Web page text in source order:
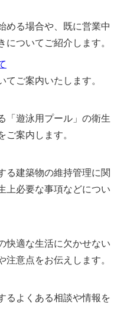
める場合や、既に営業中
についてご紹介します。
ご案内いたします。
「遊泳用プール」の衛生
ご案内します。
る建築物の維持管理に関
上必要な事項などについ
快適な生活に欠かせない
意点をお伝えします。
るよくある相談や情報を